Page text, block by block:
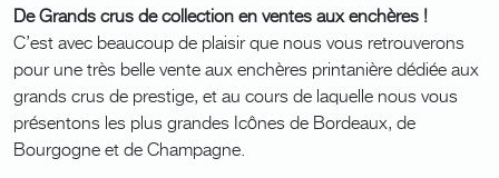
De Grands crus de collection en ventes aux enchères !
C’est avec beaucoup de plaisir que nous vous retrouverons
pour une très belle vente aux enchères printanière dédiée aux
grands crus de prestige, et au cours de laquelle nous vous
présentons les plus grandes Icônes de Bordeaux, de
Bourgogne et de Champagne.